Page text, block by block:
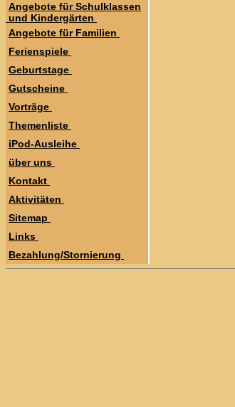
Angebote für Schulklassen
und Kindergärten
Angebote für Familien
Ferienspiele
Geburtstage
Gutscheine
Vorträge
Themenliste
iPod-Ausleihe
über uns
Kontakt
Aktivitäten
Sitemap
Links
Bezahlung/Stornierung